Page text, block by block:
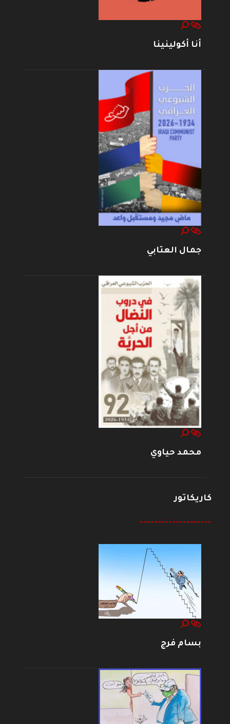
أنا أكولينينا
جمال العتابي
محمد حياوي
كاريكاتور
--------------------
بسام فرج